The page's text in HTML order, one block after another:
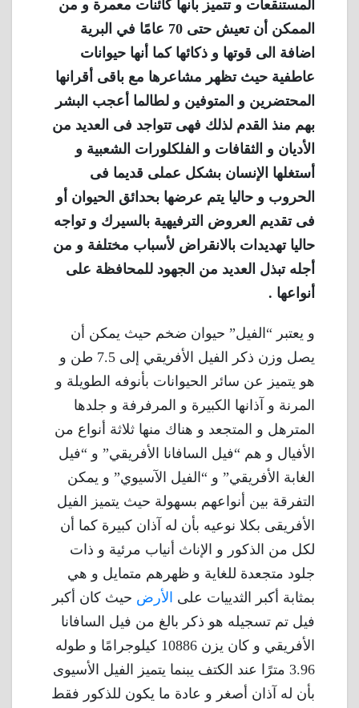
المستنقعات و تتميز بأنها كائنات معمرة و من
الممكن أن تعيش حتى 70 عامًا في البرية
اضافة الى قوتها و ذكائها كما أنها حيوانات
عاطفية حيث تظهر مشاعرها مع باقى أقرانها
المحتضرين و المتوفين و لطالما أعجب البشر
بهم منذ القدم لذلك فهى تتواجد فى العديد من
الأديان و الثقافات و الفلكلورات الشعبية و
أستغلها الإنسان بشكل عملى قديما فى
الحروب و حاليا يتم عرضها بحدائق الحيوان أو
فى تقديم العروض الترفيهية بالسيرك و تواجه
حاليا تهديدات بالانقراض لأسباب مختلفة و من
أجله تبذل العديد من الجهود للمحافظة على
أنواعها .
و يعتبر “الفيل” حيوان ضخم حيث يمكن أن
يصل وزن ذكر الفيل الأفريقي إلى 7.5 طن و
هو يتميز عن سائر الحيوانات بأنوفه الطويلة و
المرنة و آذانها الكبيرة و المرفرفة و جلدها
المترهل و المتجعد و هناك منها ثلاثة أنواع من
الأفيال و هم “فيل السافانا الأفريقي” و “فيل
الغابة الأفريقي” و “الفيل الآسيوي” و يمكن
التفرقة بين أنواعهم بسهولة حيث يتميز الفيل
الأفريقى بكلا نوعيه بأن له آذان كبيرة كما أن
لكل من الذكور و الإناث أنياب مرئية و ذات
جلود متجعدة للغاية و ظهرهم متمايل و هي
بمثابة أكبر الثدييات على الأرض حيث كان أكبر
فيل تم تسجيله هو ذكر بالغ من فيل السافانا
الأفريقي و كان يزن 10886 كيلوجرامًا و طوله
3.96 مترًا عند الكتف يبنما يتميز الفيل الأسيوى
بأن له آذان أصغر و عادة ما يكون للذكور فقط